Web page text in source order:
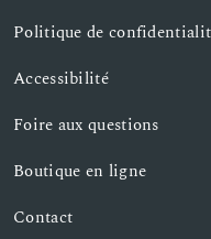
Politique de
Accessibilité
Foire aux questions
Boutique en ligne
Contact